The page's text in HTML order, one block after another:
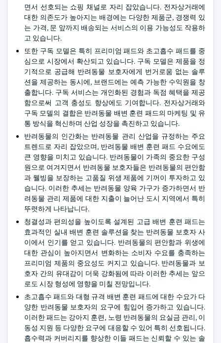
면서 선호되는 쇼핑 채널로 자리 잡았습니다. 전자상거래에
대한 의존도가 높아지는 배경에는 다양한 제품군, 경쟁력 있
는 가격, 문 앞까지 배송되는 서비스의 이용 가능성도 작용하
고 있습니다.
또한 구독 모델은 특히 프리미엄 패드와 초고흡수 패드를 중
심으로 시장에서 확산되고 있습니다. 구독 모델은 제품을 정
기적으로 공급해 반려동물 보호자에게 번거로움 없는 솔루
션을 제공하는 동시에, 브랜드에는 예측 가능한 수익원을 창
출합니다. 구독 서비스는 개인화된 경험과 독점 혜택을 제공
함으로써 고객 충성도 향상에도 기여합니다. 전자상거래와
구독 모델의 결합은 반려동물 배변 훈련 패드의 마케팅 및 유
통 방식을 혁신하며 산업 성장을 촉진하고 있습니다.
반려동물의 인간화는 반려동물 관리 산업을 규정하는 주요
트렌드로 자리 잡았으며, 반려동물 배변 훈련 패드 수요에도
큰 영향을 미치고 있습니다. 반려동물이 가족의 중요한 구성
원으로 여겨지면서 반려동물 보호자들은 반려동물의 편안함
과 웰빙을 보장하는 고품질 위생 제품에 기꺼이 투자하고 있
습니다. 이러한 추세는 반려동물 양육 가구가 증가하면서 반
려동물 관리 제품에 대한 지출이 늘어난 도시 지역에서 특히
뚜렷하게 나타납니다.
청결성과 편의성을 높이도록 설계된 고급 배변 훈련 패드는
효과적인 실내 배변 훈련 솔루션을 찾는 반려동물 보호자 사
이에서 인기를 얻고 있습니다. 반려동물의 편안함과 위생에
대한 관심이 높아지면서 변화하는 소비자 수요를 충족하는
프리미엄 제품의 중요성도 커지고 있습니다. 반려동물과 보
호자 간의 유대감이 더욱 강화됨에 따라 이러한 추세는 앞으
로도 시장 형성에 영향을 미칠 전망입니다.
초고흡수 패드와 대형 규격 배변 훈련 패드에 대한 수요가 다
양한 반려동물 보호자의 요구에 힘입어 증가하고 있습니다.
이러한 패드는 강아지 훈련, 노령 반려동물의 요실금 관리, 이
동성 지원 등 다양한 요구에 대응할 수 있어 특히 선호됩니다.
흡수력과 커버리지를 향상한 이들 패드는 신뢰할 수 있는 솔